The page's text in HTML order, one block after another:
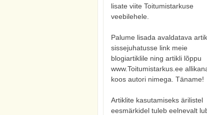
lisate viite Toitumistarkuse
veebilehele.
Palume lisada avaldatava
sissejuhatusse link meie
blogiartiklile ning artikli lõppu
www.Toitumistarkus.ee
koos autori nimega. Täname!
Artiklite kasutamiseks ärilistel
eesmärkidel tuleb eelnevalt